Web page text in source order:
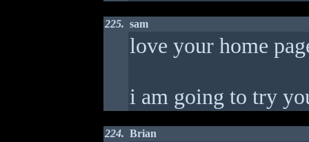
225. sam
love your home
i am going to try
224. Brian